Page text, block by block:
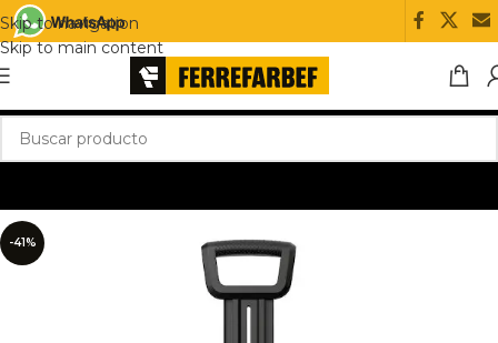
Skip to navigation
Skip to main content
-41%